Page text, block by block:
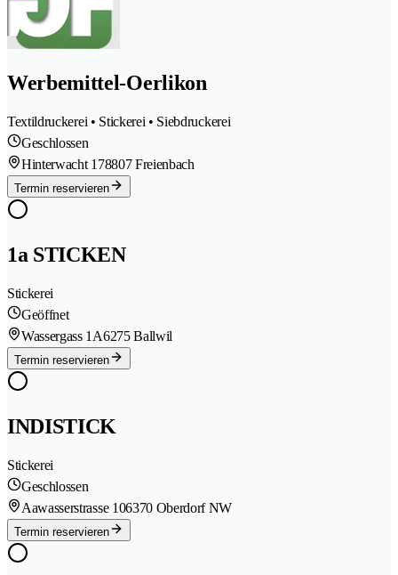
Werbemittel-Oerlikon
Textildruckerei • Stickerei • Siebdruckerei
Geschlossen
Hinterwacht 178807 Freienbach
Termin reservieren
1a STICKEN
Stickerei
Geöffnet
Wassergass 1A6275 Ballwil
Termin reservieren
INDISTICK
Stickerei
Geschlossen
Aawasserstrasse 106370 Oberdorf NW
Termin reservieren